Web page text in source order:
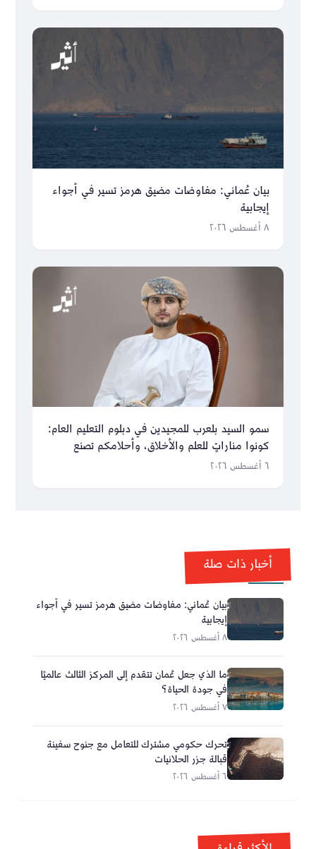
بيان عُماني: مفاوضات مضيق هرمز تسير في أجواء
إيجابية
٨ أغسطس ٢٠٢٦
سمو السيد بلعرب للمجيدين في دبلوم التعليم العام:
كونوا مناراتٍ للعلم والأخلاق، وأحلامكم تصنع
مستقبل عُمان
٦ أغسطس ٢٠٢٦
أخبار ذات صلة
بيان عُماني: مفاوضات مضيق هرمز تسير في أجواء
إيجابية
٨ أغسطس ٢٠٢٦
ما الذي جعل عُمان تتقدم إلى المركز الثالث عالميًا
في جودة الحياة؟
٧ أغسطس ٢٠٢٦
تحرك حكومي مشترك للتعامل مع جنوح سفينة
قبالة جزر الحلانيات
٦ أغسطس ٢٠٢٦